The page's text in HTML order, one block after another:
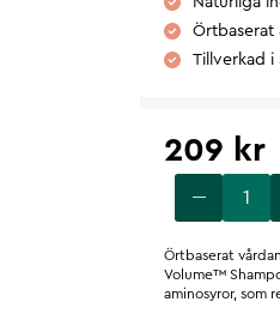
Örtbaserat
Tillverkad i
209 kr
Örtbaserat
Volume™
aminosyror, som